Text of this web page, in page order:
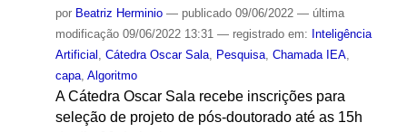
por Beatriz Herminio — publicado09/06/2022 — última
modificação09/06/2022 13:31 — registrado em: Inteligência
Artificial , Cátedra Oscar Sala, Pesquisa, Chamada IEA,
capa, Algoritmo
A Cátedra Oscar Sala recebe inscrições para
seleção de projeto de pós-doutorado até as 15h